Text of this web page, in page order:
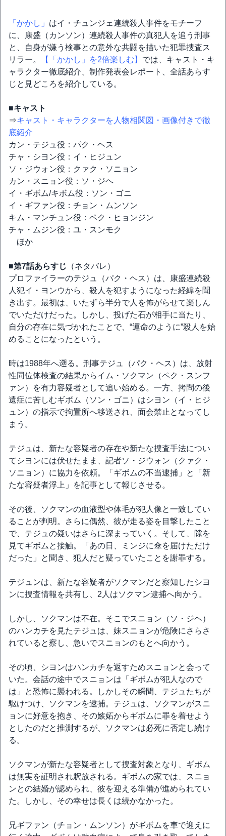
「かかし」 はイ・チュンジェ連続殺人事件をモチーフ
に、康盛（カンソン）連続殺人事件の真犯人を追う刑事
と、自身が嫌う検事との意外な共闘を描いた犯罪捜査ス
リラー。
【「かかし」を2倍楽しむ】 では、キャスト・キ
ャラクター徹底紹介、制作発表会レポート、全話あらす
じと見どころを紹介している。
■キャスト
⇒キャスト・キャラクターを人物相関図・画像付きで徹
底紹介
カン・テジュ役：パク・ヘス
チャ・シヨン役：イ・ヒジュン
ソ・ジウォン役：クァク・ソニョン
カン・スニョン役：ソ・ジヘ
イ・ギボム/キボム役：ソン・ゴニ
イ・ギファン役：チョン・ムンソン
キム・マンチュン役：ペク・ヒョンジン
チャ・ムジン役：ユ・スンモク
ほか
■第7話あらすじ （ネタバレ）
プロファイラーのテジュ（パク・ヘス）は、康盛連続殺
人犯イ・ヨンウから、殺人を犯すようになった経緯を聞
き出す。最初は、いたずら半分で人を怖がらせて楽しん
でいただけだった。しかし、投げた石が相手に当たり、
自分の存在に気づかれたことで、“運命のように”殺人を始
めることになったという。
時は1988年へ遡る。刑事テジュ（パク・ヘス）は、放射
性同位体検査の結果からイム・ソクマン（ペク・スンフ
ァン）を有力容疑者として追い始める。一方、拷問の後
遺症に苦しむギボム（ソン・ゴニ）はシヨン（イ・ヒジ
ュン）の指示で拘置所へ移送され、面会禁止となってし
まう。
テジュは、新たな容疑者の存在や新たな捜査手法につい
てシヨンには伏せたまま、記者ソ・ジウォン（クァク・
ソニョン）に協力を依頼。「ギボムの不当逮捕」と「新
たな容疑者浮上」を記事として報じさせる。
その後、ソクマンの血液型や体毛が犯人像と一致してい
ることが判明。さらに偶然、彼が走る姿を目撃したこと
で、テジュの疑いはさらに深まっていく。そして、隙を
見てギボムと接触。「あの日、ミンジに傘を届けただけ
だった」と聞き、犯人だと疑っていたことを謝罪する。
テジュンは、新たな容疑者がソクマンだと察知したシヨ
ンに捜査情報を共有し、2人はソクマン逮捕へ向かう。
しかし、ソクマンは不在。そこでスニョン（ソ・ジヘ）
のハンカチを見たテジュは、妹スニョンが危険にさらさ
れていると察し、急いでスニョンのもとへ向かう。
その頃、シヨンはハンカチを返すためスニョンと会って
いた。会話の途中でスニョンは「ギボムが犯人なので
は」と恐怖に襲われる。しかしその瞬間、テジュたちが
駆けつけ、ソクマンを逮捕。テジュは、ソクマンがスニ
ョンに好意を抱き、その嫉妬からギボムに罪を着せよう
としたのだと推測するが、ソクマンは必死に否定し続け
る。
ソクマンが新たな容疑者として捜査対象となり、ギボム
は無実を証明され釈放される。ギボムの家では、スニョ
ンとの結婚が認められ、彼を迎える準備が進められてい
た。しかし、その幸せは長くは続かなかった。
兄ギファン（チョン・ムンソン）がギボムを車で迎えに